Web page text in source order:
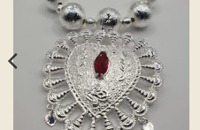
Ajouter
d’envies